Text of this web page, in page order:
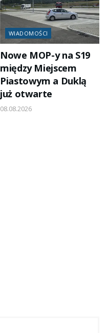
WIADOMOŚCI
Nowe MOP-y na S19
między Miejscem
Piastowym a Duklą
już otwarte
08.08.2026